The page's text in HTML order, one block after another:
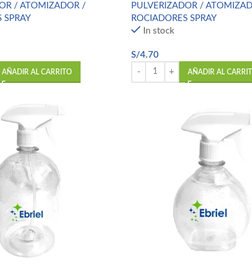
/ ATOMIZADOR /
SPRAY
AÑADIR AL CARRITO
PULVERIZADOR /
ROCIADORES SPRAY
In stock
S/4.70
AÑADIR AL